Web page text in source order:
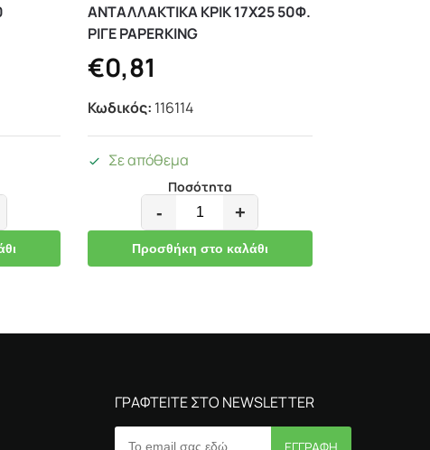
ΑΝΤΑΛΛΑΚΤΙΚΑ ΚΡΙΚ 17Χ25 50Φ.
ΡΙΓΕ PAPERKING
€0,81
Κωδικός: 116114
Σε απόθεμα
Ποσότητα
- +
Προσθήκη στο καλάθι
ΓΡΑΦΤΕΙΤΕ ΣΤΟ NEWSLETTER